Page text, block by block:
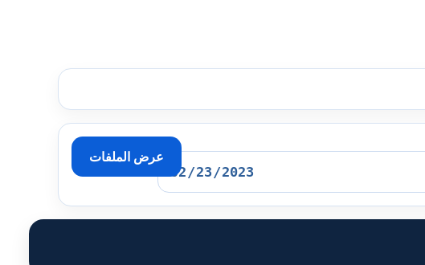
عرض الملفات